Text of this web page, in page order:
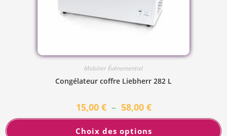
Mobilier Événementiel
Congélateur coffre Liebherr 282 L
15,00 € – 58,00 €
Choix des options